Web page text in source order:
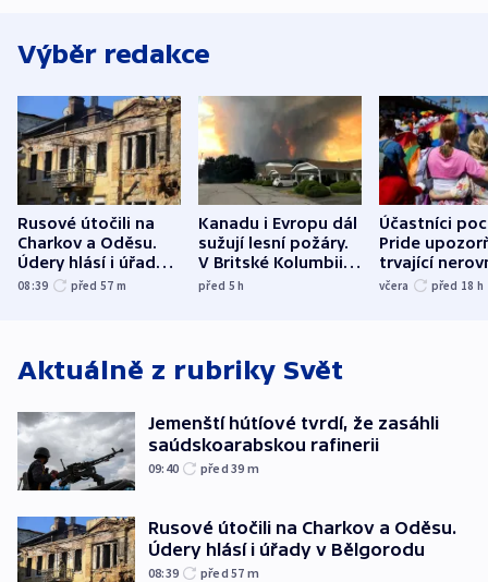
Výběr redakce
Rusové útočili na
Charkov a Oděsu.
Údery hlásí i úřady v
Bělgorodu
08:39 před 57 m
Kanadu i Evropu dál
sužují lesní požáry.
V Britské Kolumbii
evakuovali tisíce lidí
před 5h
Účastníci
Pride
trvající
včera před 18 h
Aktuálně z rubriky Svět
Jemenští hútíové tvrdí, že zasáhli
saúdskoarabskou rafinerii
09:40 před 39 m
Rusové útočili na Charkov a Oděsu.
Údery hlásí i úřady v Bělgorodu
08:39 před 57 m